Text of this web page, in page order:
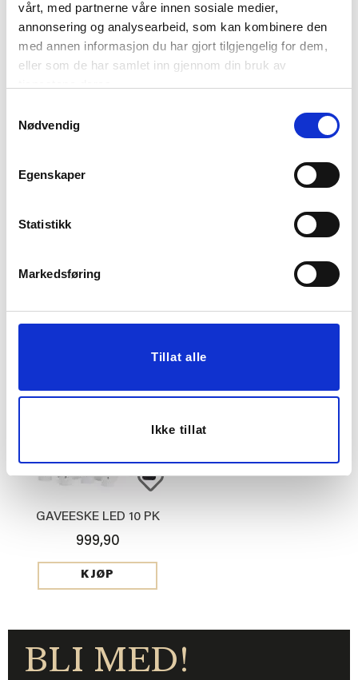
vårt, med partnerne våre innen sosiale medier,
annonsering og analysearbeid, som kan kombinere den
med annen informasjon du har gjort tilgjengelig for dem,
eller som de har samlet inn gjennom din bruk av
Nødvendig
Egenskaper
Statistikk
Markedsføring
Tillat alle
Ikke tillat
KJØP
199,00
KJØP
KJØP
26,5 CM BORDEAUX
KJØP
GAVEESKE LED 10 PK
999,90
KJØP
BLI MED!